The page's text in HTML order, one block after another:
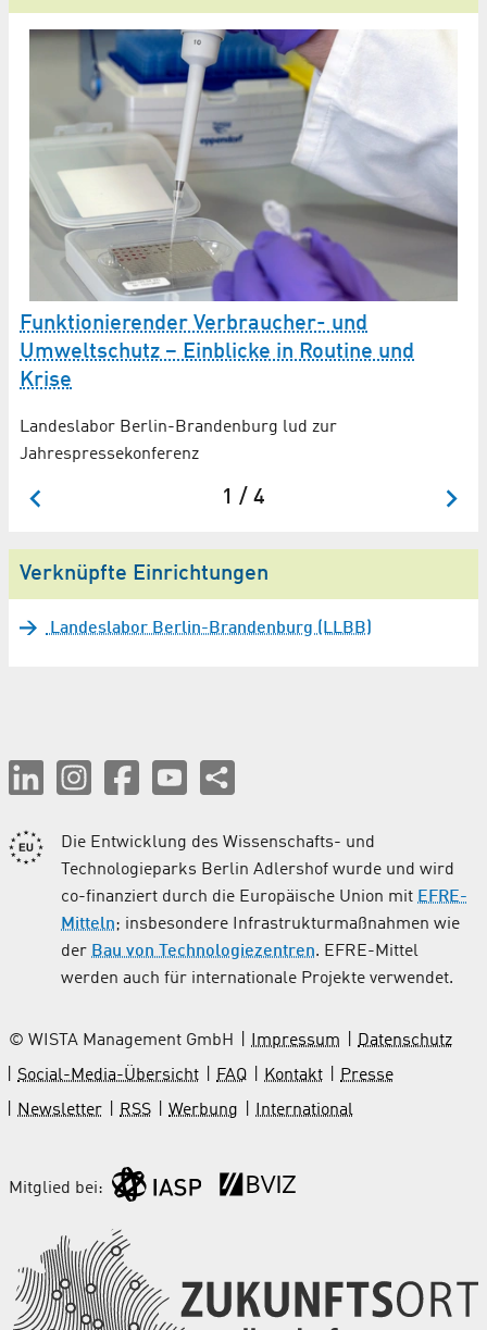
Funktionierender Verbraucher- und
Umweltschutz – Einblicke in Routine und
Krise
Landeslabor Berlin-Brandenburg lud zur
Jahrespressekonferenz
1 / 4
Verknüpfte Einrichtungen
Landeslabor Berlin-Brandenburg (LLBB)
Die Entwicklung des Wissenschafts- und
Technologieparks Berlin Adlershof wurde und wird
co-finanziert durch die Europäische Union mit EFRE-
Mitteln; insbesondere Infrastrukturmaßnahmen wie
der Bau von Technologiezentren. EFRE-Mittel
werden auch für internationale Projekte verwendet.
© WISTA Management GmbH Impressum
Datenschutz
Social-Media-Übersicht
FAQ Kontakt
Presse
Newsletter
RSS Werbung International
Mitglied bei: